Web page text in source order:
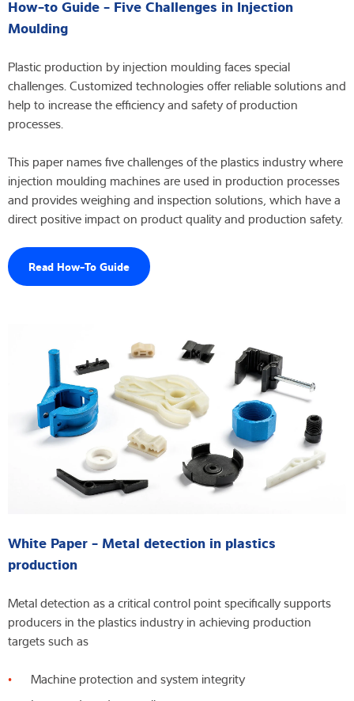
How-to Guide - Five Challenges in Injection
Moulding
Plastic production by injection moulding faces special
challenges. Customized technologies offer reliable solutions and
help to increase the efficiency and safety of production
processes.
This paper names five challenges of the plastics industry where
injection moulding machines are used in production processes
and provides weighing and inspection solutions, which have a
direct positive impact on product quality and production safety.
Read How-To Guide
White Paper - Metal detection in plastics
production
Metal detection as a critical control point specifically supports
producers in the plastics industry in achieving production
targets such as
Machine protection and system integrity